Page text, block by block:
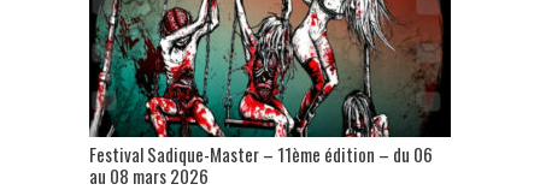
Festival Sadique-Master – 11ème édition – du 06
au 08 mars 2026